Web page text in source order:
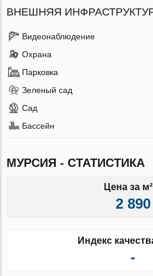
ВНЕШНЯЯ
Видеонаблюдение
Охрана
Парковка
Зеленый сад
Сад
Бассейн
МУРСИЯ - СТАТИСТИКА
Цена за
2 890
Индекс
-